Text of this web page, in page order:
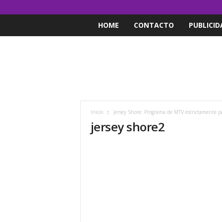
HOME CONTACTO
Inicio Jersey Shore: Programa de MTV estrictamente
jersey shore2